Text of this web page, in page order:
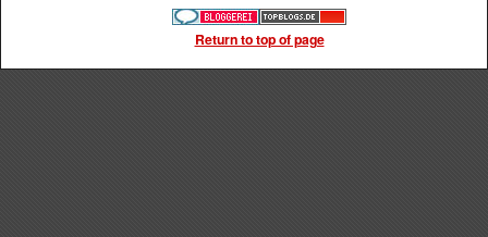
Return to top of page